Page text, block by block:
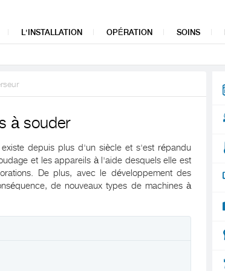
L'INSTALLATION OPÉRATION SOINS
à souder
depuis plus d'un siècle et s'est répandu
et les appareils à l'aide desquels elle est
De plus, avec le développement des
de nouveaux types de machines à